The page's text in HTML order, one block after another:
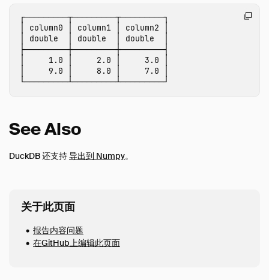
数据查看器
数据库集成
文件格式
网络和云存储
性能
Jupyter Notebooks
从Pandas导入
┌─────────┬─────────┬─────────┐
│ column0 │ column1 │ column2 │
│ double  │ double  │ double  │
├─────────┼─────────┼─────────┤
│     1.0 │     2.0 │     3.0 │
│     9.0 │     8.0 │     7.0 │
See Also
DuckDB 还支持导出到 Numpy。
关于此页面
报告内容问题
在GitHub上编辑此页面